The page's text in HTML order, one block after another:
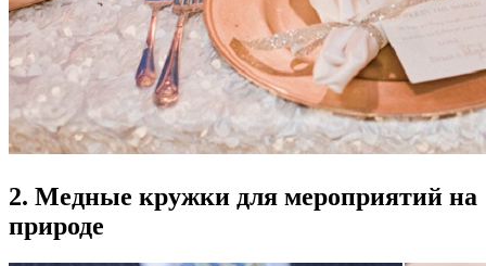
2. Медные кружки для мероприятий на
природе